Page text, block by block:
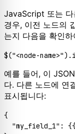
JavaScript 또는 다
경우, 이전 노드의
는지 다음을 확인
$("<node-name>").
예를 들어, 이
다. 다른 노드에 연
표시됩니다:
{
"my_field_1" :